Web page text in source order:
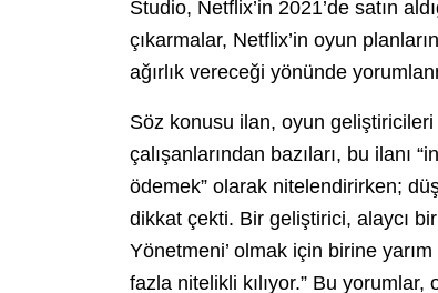
Studio, Netflix’in 2021’de satın
çıkarmalar, Netflix’in oyun
ağırlık vereceği yönünde
Söz konusu ilan, oyun geliştiricileri
çalışanlarından bazıları, bu ilanı
ödemek” olarak nitelendirirken;
dikkat çekti. Bir geliştirici, alaycı
Yönetmeni’ olmak için birine
fazla nitelikli kılıyor.” Bu